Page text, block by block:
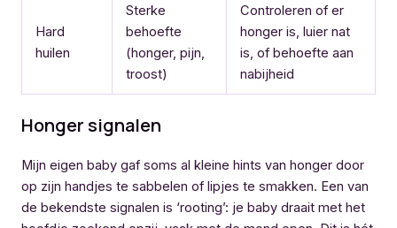
Hard
huilen
Sterke
behoefte
(honger, pijn,
troost)
Controleren of er
honger is, luier nat
is, of behoefte aan
nabijheid
Honger signalen
Mijn eigen baby gaf soms al kleine hints van honger door
op zijn handjes te sabbelen of lipjes te smakken. Een van
de bekendste signalen is ‘rooting’: je baby draait met het